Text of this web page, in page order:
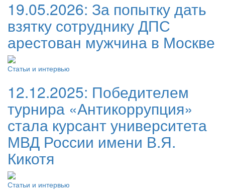
19.05.2026: За попытку дать
взятку сотруднику ДПС
арестован мужчина в Москве
Статьи и интервью
12.12.2025: Победителем
турнира «Антикоррупция»
стала курсант университета
МВД России имени В.Я.
Кикотя
Статьи и интервью